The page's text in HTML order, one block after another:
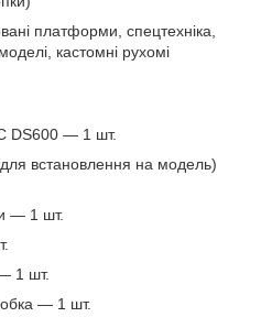
платформи, спецтехніка,
кастомні рухомі
DS600 — 1 шт.
встановлення на модель)
— 1 шт.
— 1 шт.
— 1 шт.